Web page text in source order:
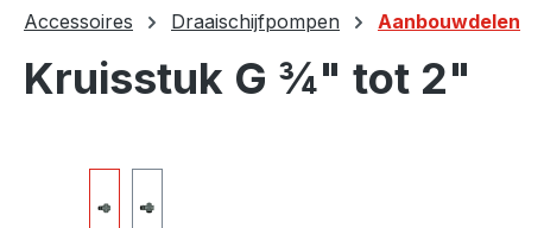
Accessoires Draaischijfpompen Aanbouwdelen
Kruisstuk G ¾" tot 2"